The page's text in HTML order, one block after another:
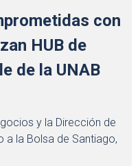
con
HUB de
de la UNAB
y la Dirección de
a la Bolsa de Santiago,